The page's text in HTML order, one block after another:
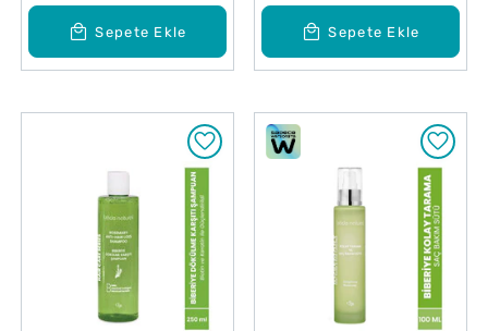
Sepete Ekle Sepete Ekle